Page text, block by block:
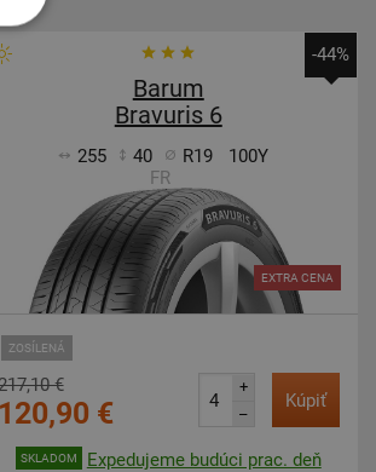
-44%
Barum
Bravuris 6
255 40 R19
100Y
FR
ZOSÍLENÁ
EXTRA CENA
€
120,90 €
+
–
Kúpiť
SKLADOM Expedujeme budúci prac. deň